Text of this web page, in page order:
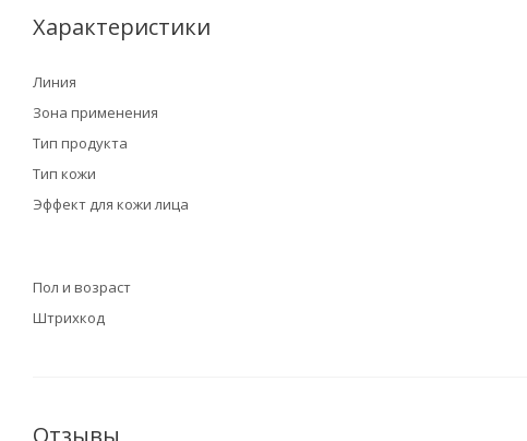
Характеристики
Линия
Зона применения
Тип продукта
Тип кожи
Эффект для кожи лица
Пол и возраст
Штрихкод
Отзывы